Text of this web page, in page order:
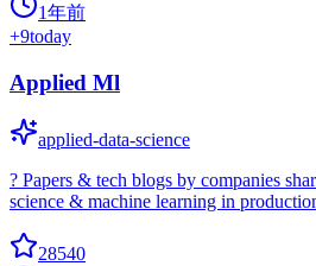
1年前
+9today
Applied Ml
applied-data-science
? Papers & tech blogs by companies
science & machine learning in
28540